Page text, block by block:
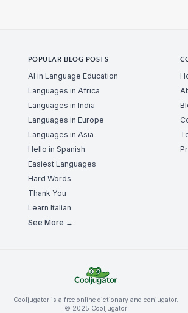
POPULAR BLOG POSTS
AI in Language Education
Languages in Africa
Languages in India
Languages in Europe
Languages in Asia
Hello in Spanish
Easiest Languages
Hard Words
Thank You
Learn Italian
See More →
Cooljugator is a free online dictionary and conjugator.
© 2025 Cooljugator